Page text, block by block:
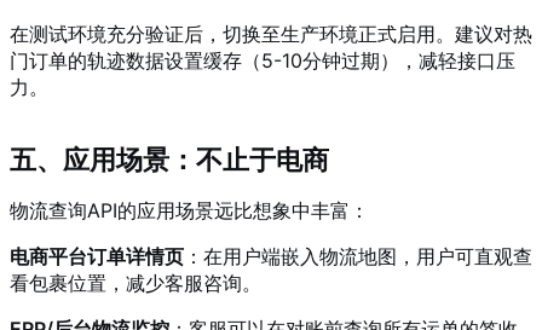
在测试环境充分验证后，切换至生产环境正式启用。建议对热
门订单的轨迹数据设置缓存（5-10分钟过期），减轻接口压
力。
五、应用场景：不止于电商
物流查询API的应用场景远比想象中丰富：
电商平台订单详情页 ：在用户端嵌入物流地图，用户可直观查
看包裹位置，减少客服咨询。